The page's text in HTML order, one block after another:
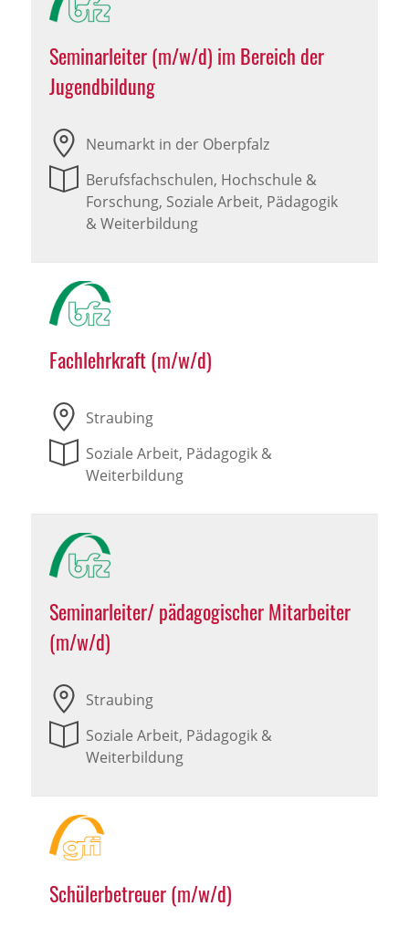
Seminarleiter (m/w/d) im Bereich der
Jugendbildung
Neumarkt in der Oberpfalz
Berufsfachschulen, Hochschule &
Forschung, Soziale Arbeit, Pädagogik
& Weiterbildung
Fachlehrkraft (m/w/d)
Straubing
Soziale Arbeit, Pädagogik &
Weiterbildung
Seminarleiter/ pädagogischer Mitarbeiter
(m/w/d)
Straubing
Soziale Arbeit, Pädagogik &
Weiterbildung
Schülerbetreuer (m/w/d)